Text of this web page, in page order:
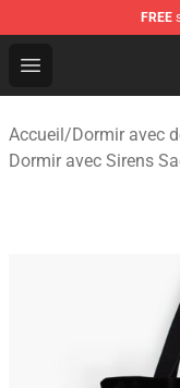
FREE
Open menu
Sleeping With
Accueil/Dormir avec
Dormir avec Sirens